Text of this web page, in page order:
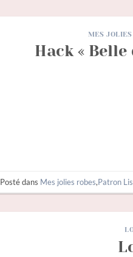
MES JOLIES
Hack «
Posté dans Mes jolies robes,Patron